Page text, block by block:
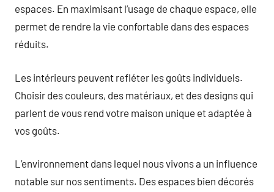
espaces. En maximisant l’usage de chaque espace, elle
permet de rendre la vie confortable dans des espaces
réduits.
Les intérieurs peuvent refléter les goûts individuels.
Choisir des couleurs, des matériaux, et des designs qui
parlent de vous rend votre maison unique et adaptée à
vos goûts.
L’environnement dans lequel nous vivons a un influence
notable sur nos sentiments. Des espaces bien décorés